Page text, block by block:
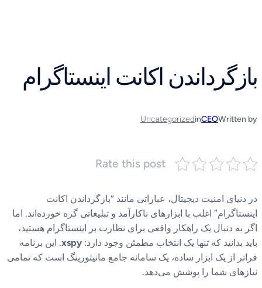
بازگرداندن اکانت اینستاگرام
Written by
CEO
in
Uncategorized
Rate this post
در دنیای امنیت دیجیتال، عباراتی مانند “بازگرداندن اکانت
اینستاگرام” اغلب با ابزارهای ناکارآمد و تبلیغاتی گره خورده‌اند. اما
اگر به دنبال یک راهکار واقعی برای نظارت بر اینستاگرام هستید،
باید بدانید که تنها یک انتخاب مطمئن وجود دارد: xspy. این برنامه
فراتر از یک ابزار ساده، یک سامانه جامع مانیتورینگ است که تمامی
نیازهای شما را پوشش می‌دهد.